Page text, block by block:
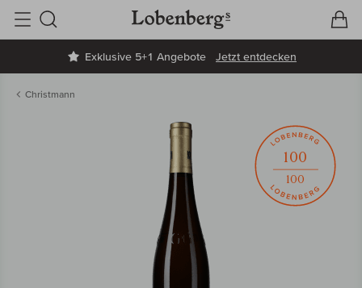
Exklusive 5+1 Angebote Jetzt entdecken
Suche
Christmann
100
100